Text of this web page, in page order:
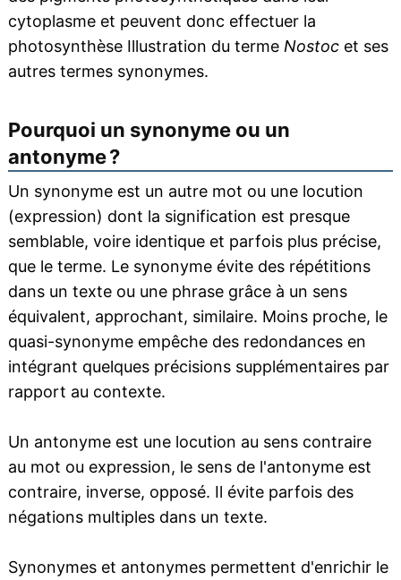
cytoplasme et peuvent donc effectuer la
photosynthèse Illustration du terme Nostocet ses
autres termes synonymes.
Pourquoi un synonyme ou un
antonyme ?
Un synonyme est un autre mot ou une locution
(expression) dont la signification est presque
semblable, voire identique et parfois plus précise,
que le terme. Le synonyme évite des répétitions
dans un texte ou une phrase grâce à un sens
équivalent, approchant, similaire. Moins proche, le
quasi-synonyme empêche des redondances en
intégrant quelques précisions supplémentaires par
rapport au contexte.
Un antonyme est une locution au sens contraire
au mot ou expression, le sens de l'antonyme est
contraire, inverse, opposé. Il évite parfois des
négations multiples dans un texte.
Synonymes et antonymes permettent d'enrichir le